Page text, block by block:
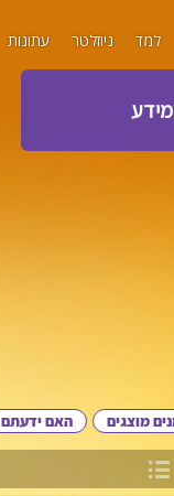
עתונות ניוזלטר למד
מוצגים האם ידעתם